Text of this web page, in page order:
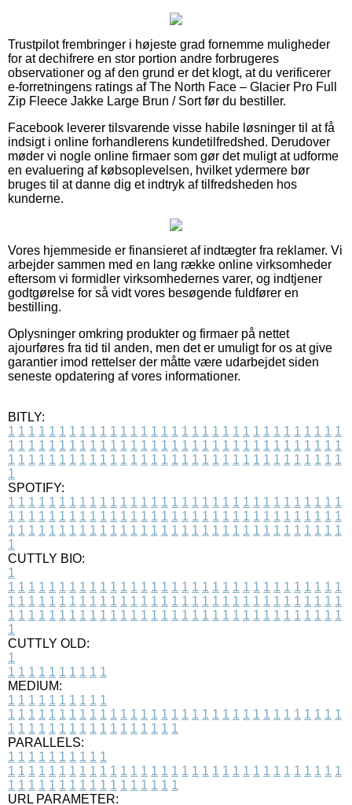
Trustpilot frembringer i højeste grad fornemme muligheder
for at dechifrere en stor portion andre forbrugeres
observationer og af den grund er det klogt, at du verificerer
e-forretningens ratings af The North Face – Glacier Pro Full
Zip Fleece Jakke Large Brun / Sort før du bestiller.
Facebook leverer tilsvarende visse habile løsninger til at få
indsigt i online forhandlerens kundetilfredshed. Derudover
møder vi nogle online firmaer som gør det muligt at udforme
en evaluering af købsoplevelsen, hvilket ydermere bør
bruges til at danne dig et indtryk af tilfredsheden hos
kunderne.
Vores hjemmeside er finansieret af indtægter fra reklamer. Vi
arbejder sammen med en lang række online virksomheder
eftersom vi formidler virksomhedernes varer, og indtjener
godtgørelse for så vidt vores besøgende fuldfører en
bestilling.
Oplysninger omkring produkter og firmaer på nettet
ajourføres fra tid til anden, men det er umuligt for os at give
garantier imod rettelser der måtte være udarbejdet siden
seneste opdatering af vores informationer.
BITLY:
1 1 1 1 1 1 1 1 1 1 1 1 1 1 1 1 1 1 1 1 1 1 1 1 1 1 1 1 1 1 1 1 1
1 1 1 1 1 1 1 1 1 1 1 1 1 1 1 1 1 1 1 1 1 1 1 1 1 1 1 1 1 1 1 1 1
1 1 1 1 1 1 1 1 1 1 1 1 1 1 1 1 1 1 1 1 1 1 1 1 1 1 1 1 1 1 1 1 1
1
SPOTIFY:
1 1 1 1 1 1 1 1 1 1 1 1 1 1 1 1 1 1 1 1 1 1 1 1 1 1 1 1 1 1 1 1 1
1 1 1 1 1 1 1 1 1 1 1 1 1 1 1 1 1 1 1 1 1 1 1 1 1 1 1 1 1 1 1 1 1
1 1 1 1 1 1 1 1 1 1 1 1 1 1 1 1 1 1 1 1 1 1 1 1 1 1 1 1 1 1 1 1 1
1
CUTTLY BIO:
1
1 1 1 1 1 1 1 1 1 1 1 1 1 1 1 1 1 1 1 1 1 1 1 1 1 1 1 1 1 1 1 1 1
1 1 1 1 1 1 1 1 1 1 1 1 1 1 1 1 1 1 1 1 1 1 1 1 1 1 1 1 1 1 1 1 1
1 1 1 1 1 1 1 1 1 1 1 1 1 1 1 1 1 1 1 1 1 1 1 1 1 1 1 1 1 1 1 1 1
1
CUTTLY OLD:
1
1 1 1 1 1 1 1 1 1 1
MEDIUM:
1 1 1 1 1 1 1 1 1 1
1 1 1 1 1 1 1 1 1 1 1 1 1 1 1 1 1 1 1 1 1 1 1 1 1 1 1 1 1 1 1 1 1
1 1 1 1 1 1 1 1 1 1 1 1 1 1 1 1 1
PARALLELS:
1 1 1 1 1 1 1 1 1 1
1 1 1 1 1 1 1 1 1 1 1 1 1 1 1 1 1 1 1 1 1 1 1 1 1 1 1 1 1 1 1 1 1
1 1 1 1 1 1 1 1 1 1 1 1 1 1 1 1 1
URL PARAMETER: